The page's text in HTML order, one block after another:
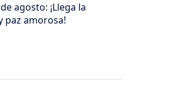
agosto: ¡Llega la
paz amorosa!